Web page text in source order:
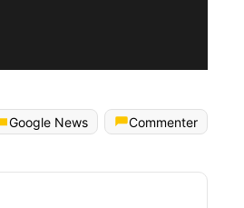
Google News
Commenter